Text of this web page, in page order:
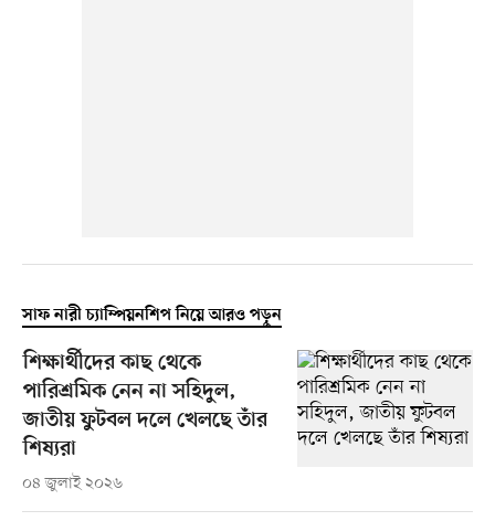
সাফ নারী চ্যাম্পিয়নশিপ নিয়ে আরও পড়ুন
শিক্ষার্থীদের কাছ থেকে
পারিশ্রমিক নেন না সহিদুল,
জাতীয় ফুটবল দলে খেলছে তাঁর
শিষ্যরা
০৪ জুলাই ২০২৬